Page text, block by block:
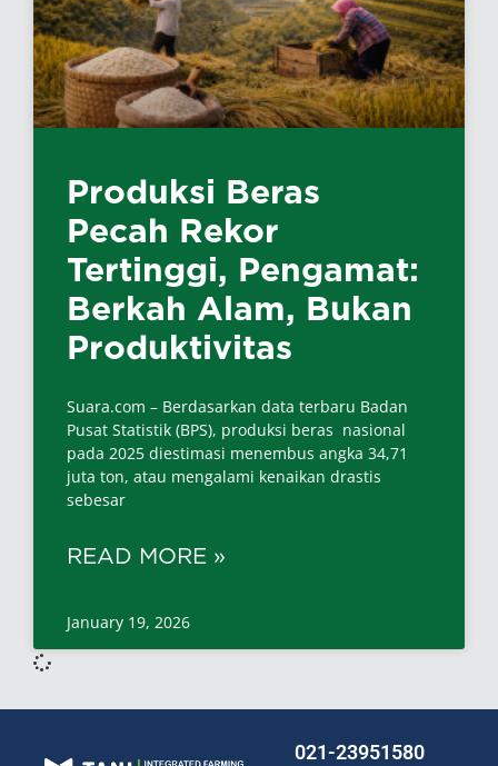
Produksi Beras
Pecah Rekor
Tertinggi, Pengamat:
Berkah Alam, Bukan
Produktivitas
Suara.com – Berdasarkan data terbaru Badan
Pusat Statistik (BPS), produksi beras nasional
pada 2025 diestimasi menembus angka 34,71
juta ton, atau mengalami kenaikan drastis
sebesar
READ MORE »
January 19, 2026
021-23951580